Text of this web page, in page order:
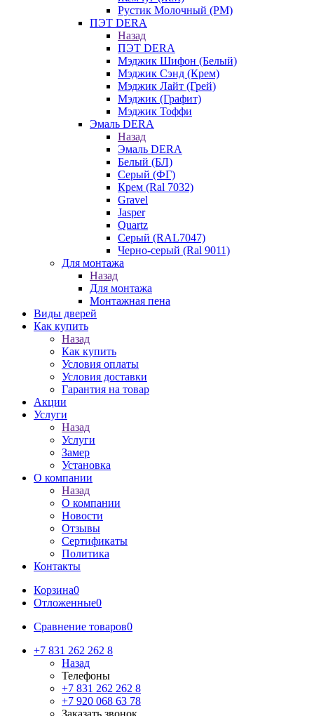
Рустик Молочный (РМ)
ПЭТ DERA
Назад
ПЭТ DERA
Мэджик Шифон (Белый)
Мэджик Сэнд (Крем)
Мэджик Лайт (Грей)
Мэджик (Графит)
Мэджик Тоффи
Эмаль DERA
Назад
Эмаль DERA
Белый (БЛ)
Серый (ФГ)
Крем (Ral 7032)
Gravel
Jasper
Quartz
Серый (RAL7047)
Черно-серый (Ral 9011)
Для монтажа
Назад
Для монтажа
Монтажная пена
Виды дверей
Как купить
Назад
Как купить
Условия оплаты
Условия доставки
Гарантия на товар
Акции
Услуги
Назад
Услуги
Замер
Установка
О компании
Назад
О компании
Новости
Отзывы
Сертификаты
Политика
Контакты
Корзина0
Отложенные0
Сравнение товаров0
+7 831 262 262 8
Назад
Телефоны
+7 831 262 262 8
+7 920 068 63 78
Заказать звонок